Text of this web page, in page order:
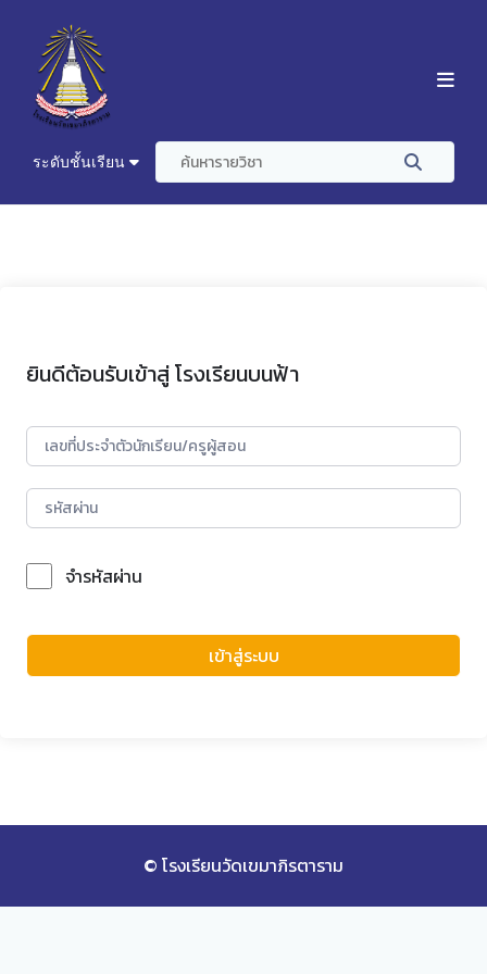
ระดับชั้นเรียน
ยินดีต้อนรับเข้าสู่ โรงเรียนบนฟ้า
จำรหัสผ่าน
เข้าสู่ระบบ
© โรงเรียนวัดเขมาภิรตาราม